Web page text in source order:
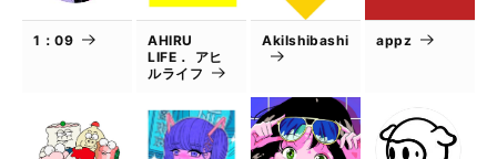
1：09
AHIRU
LIFE． アヒ
ルライフ
AkiIshibashi appz